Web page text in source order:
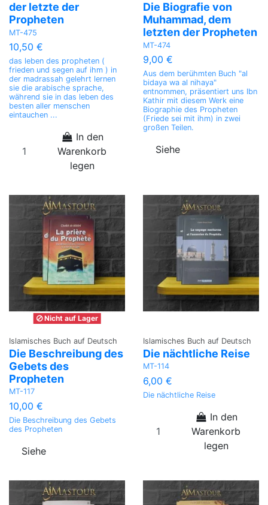
der letzte der
Propheten
MT-475
10,50 €
das leben des propheten (
frieden und segen auf ihm ) in
der madrassah gelehrt lernen
sie die arabische sprache,
während sie in das leben des
besten aller menschen
eintauchen ...
In den
Warenkorb
legen
Die Biografie von
Muhammad, dem
letzten der Propheten
MT-474
9,00 €
Aus dem berühmten Buch "al
bidaya wa al nihaya"
entnommen, präsentiert uns Ibn
Kathir mit diesem Werk eine
Biographie des Propheten
(Friede sei mit ihm) in zwei
großen Teilen.
Siehe
Nicht auf Lager
Islamisches Buch auf Deutsch
Die Beschreibung des
Gebets des
Propheten
MT-117
10,00 €
Die Beschreibung des Gebets
des Propheten
Siehe
Islamisches Buch auf Deutsch
Die nächtliche Reise
MT-114
6,00 €
Die nächtliche Reise
In den
Warenkorb
legen